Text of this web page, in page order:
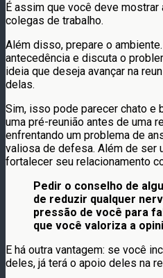
É assim que você deve
colegas de trabalho.
Além disso, prepare o
antecedência e discuta o
ideia que deseja avançar na
delas.
Sim, isso pode parecer chato e
uma pré-reunião antes de uma
enfrentando um problema de
valiosa de defesa. Além de ser
fortalecer seu relacionamento
Pedir o conselho de
de reduzir qualquer
pressão de você para
que você valoriza a
E há outra vantagem: se você
deles, já terá o apoio deles na